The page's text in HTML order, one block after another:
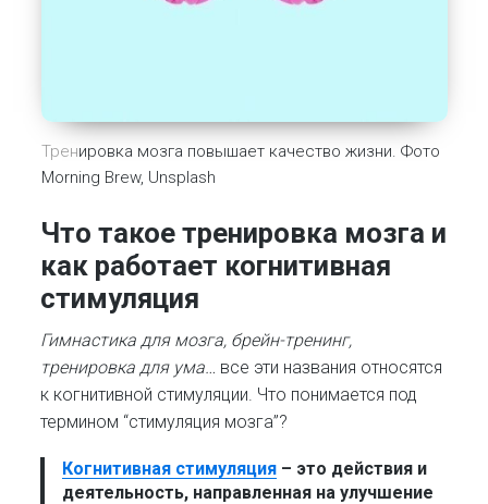
Тренировка мозга повышает качество жизни. Фото
Morning Brew, Unsplash
Что такое тренировка мозга и
как работает когнитивная
стимуляция
Гимнастика для мозга, брейн-тренинг,
тренировка для ума… все эти названия относятся
к когнитивной стимуляции. Что понимается под
термином “стимуляция мозга”?
Когнитивная стимуляция – это действия и
деятельность, направленная на улучшение